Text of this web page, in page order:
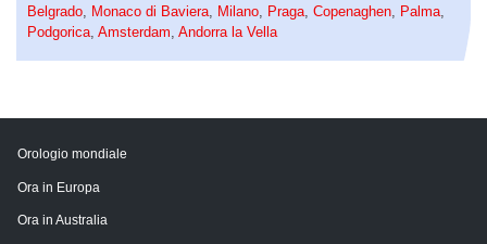
Belgrado
Monaco di Baviera Milano Praga Copenaghen Palma
Podgorica Amsterdam Andorra la Vella
Orologio mondiale
Ora in Europa
Ora in Australia